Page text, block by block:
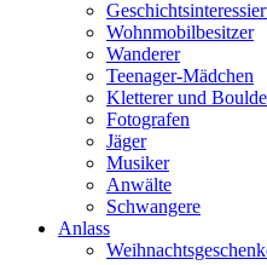
Wohnmobilbesitzer
Wanderer
Teenager-Mädchen
Kletterer und
Fotografen
Jäger
Musiker
Anwälte
Schwangere
Anlass